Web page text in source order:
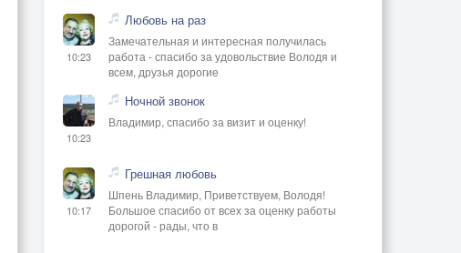
10:23
Любовь на раз
Замечательная и интересная получилась
работа - спасибо за удовольствие Володя и
всем, друзья дорогие
10:23
Ночной звонок
Владимир, спасибо за визит и оценку!
10:17
Грешная любовь
Шпень Владимир, Приветствуем, Володя!
Большое спасибо от всех за оценку работы
дорогой - рады, что в